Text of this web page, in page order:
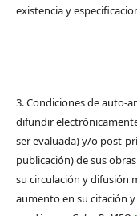
existencia y
3. Condiciones de auto-
difundir
ser evaluada) y/o post-
publicación) de sus
su circulación y difusión
aumento en su citación